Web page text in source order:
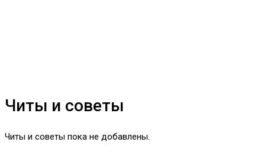
Читы и советы
Читы и советы пока не добавлены.